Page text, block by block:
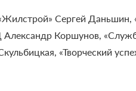
Сергей Даньшин,
Коршунов,
«Творческий